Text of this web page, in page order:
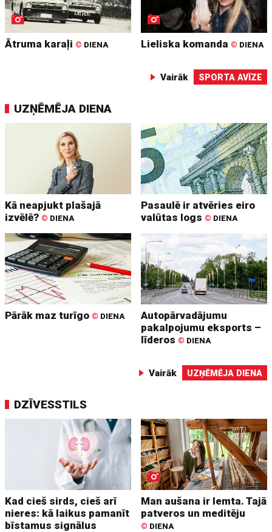
Ātruma karaļi © DIENA Lieliska komanda © DIENA
Vairāk SPORTA AVĪZE
UZŅĒMĒJA DIENA
Kā neapjukt plašajā
izvēlē? © DIENA
Pasaulē ir atvēries eiro
valūtas logs © DIENA
Pārāk maz turīgo © DIENA
Autopārvadājumu
pakalpojumu eksports –
līderos © DIENA
Vairāk UZŅĒMĒJA DIENA
DZĪVESSTILS
Kad cieš sirds, cieš arī
nieres: kā laikus pamanīt
bīstamus signālus
Man aušana ir lemta. Tajā
patveros un meditēju
© DIENA